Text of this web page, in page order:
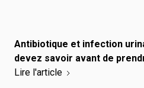
Antibiotique et infection
devez savoir avant de
Lire l'article